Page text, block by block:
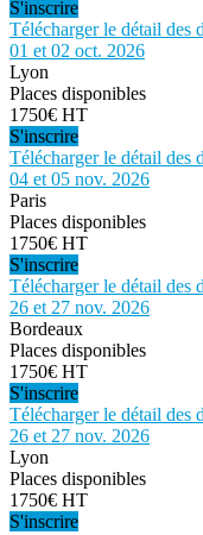
S'inscrire
Télécharger le détail des
01 et 02 oct. 2026
Lyon
Places disponibles
1750€ HT
S'inscrire
Télécharger le détail des
04 et 05 nov. 2026
Paris
Places disponibles
1750€ HT
S'inscrire
Télécharger le détail des
26 et 27 nov. 2026
Bordeaux
Places disponibles
1750€ HT
S'inscrire
Télécharger le détail des
26 et 27 nov. 2026
Lyon
Places disponibles
1750€ HT
S'inscrire